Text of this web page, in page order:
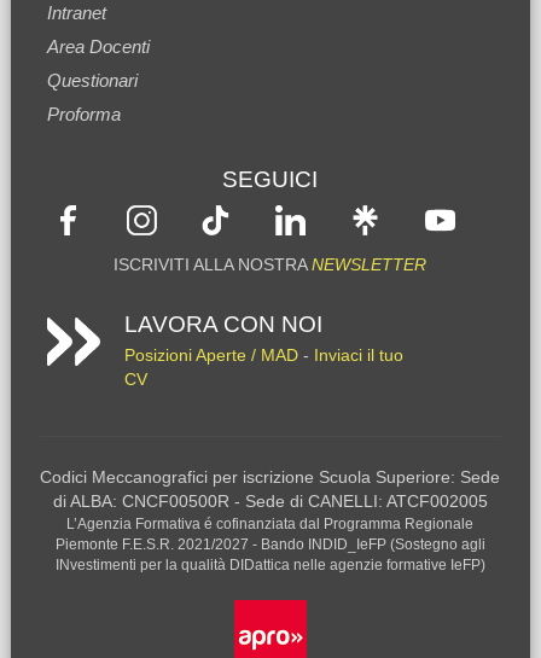
Intranet
Area Docenti
Questionari
Proforma
SEGUICI
ISCRIVITI ALLA NOSTRANEWSLETTER
LAVORA CON NOI
Posizioni Aperte / MAD-
Inviaci il tuo
CV
Codici Meccanografici per iscrizione Scuola Superiore: Sede
di ALBA: CNCF00500R - Sede di CANELLI: ATCF002005
L’Agenzia Formativa é cofinanziata dal Programma Regionale
Piemonte F.E.S.R. 2021/2027 - Bando INDID_IeFP (Sostegno agli
INvestimenti per la qualità DIDattica nelle agenzie formative IeFP)